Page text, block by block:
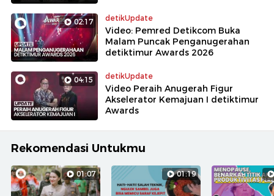
02:17 detikUpdate
Video: Pemred Detikcom Buka
Malam Puncak Penganugerahan
detiktimur Awards 2026
04:15 detikUpdate
Video Peraih Anugerah Figur
Akselerator Kemajuan I detiktimur
Awards
Rekomendasi Untukmu
01:07 01:19